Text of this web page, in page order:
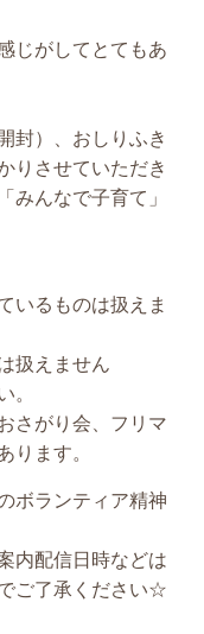
じがしてとてもあ
封）、おしりふき
りさせていただき
んなで子育て」
いるものは扱えま
扱えません
。
さがり会、フリマ
ります。
ボランティア精神
内配信日時などは
ご了承ください☆